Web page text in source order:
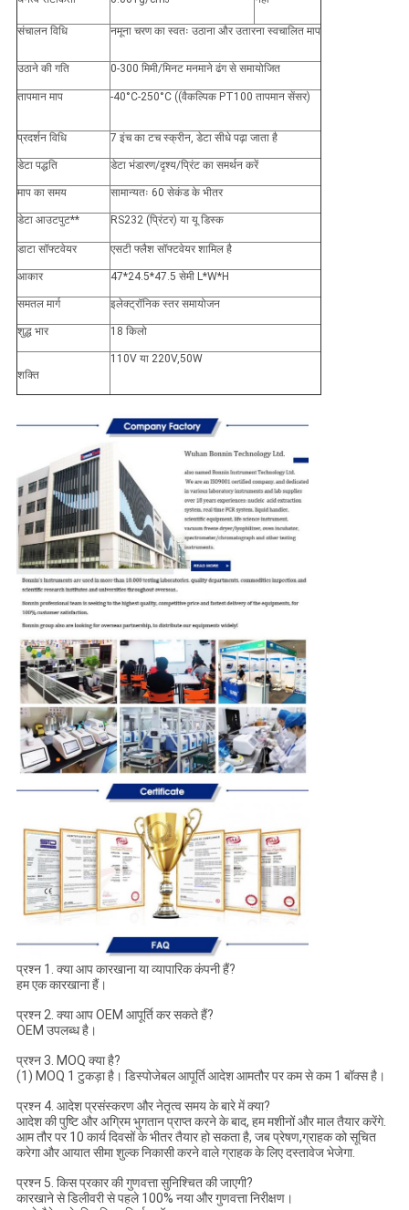
संचालन विधि नमूना चरण का स्वतः उठाना और उतारना स्वचालित माप
उठाने की गति 0-300 मिमी/मिनट मनमाने ढंग से समायोजित
तापमान माप -40°C-250°C ((वैकल्पिक PT100 तापमान सेंसर)
प्रदर्शन विधि 7 इंच का टच स्क्रीन, डेटा सीधे पढ़ा जाता है
डेटा पद्धति डेटा भंडारण/दृश्य/प्रिंट का समर्थन करें
माप का समय सामान्यतः 60 सेकंड के भीतर
डेटा आउटपुट** RS232 (प्रिंटर) या यू डिस्क
डाटा सॉफ्टवेयर एसटी फ्लैश सॉफ्टवेयर शामिल है
आकार 47*24.5*47.5 सेमी L*W*H
समतल मार्ग इलेक्ट्रॉनिक स्तर समायोजन
शुद्ध भार 18 किलो
शक्ति
110V या 220V,50W
प्रश्न 1. क्या आप कारखाना या व्यापारिक कंपनी हैं?
हम एक कारखाना हैं।
प्रश्न 2. क्या आप OEM आपूर्ति कर सकते हैं?
OEM उपलब्ध है।
प्रश्न 3. MOQ क्या है?
(1) MOQ 1 टुकड़ा है। डिस्पोजेबल आपूर्ति आदेश आमतौर पर कम से कम 1 बॉक्स है।
प्रश्न 4. आदेश प्रसंस्करण और नेतृत्व समय के बारे में क्या?
आदेश की पुष्टि और अग्रिम भुगतान प्राप्त करने के बाद, हम मशीनों और माल तैयार करेंगे.
आम तौर पर 10 कार्य दिवसों के भीतर तैयार हो सकता है, जब प्रेषण,ग्राहक को सूचित
करेगा और आयात सीमा शुल्क निकासी करने वाले ग्राहक के लिए दस्तावेज भेजेगा.
प्रश्न 5. किस प्रकार की गुणवत्ता सुनिश्चित की जाएगी?
कारखाने से डिलीवरी से पहले 100% नया और गुणवत्ता निरीक्षण।